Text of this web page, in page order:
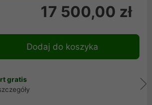
17 500,00 zł
Dodaj do koszyka
gratis